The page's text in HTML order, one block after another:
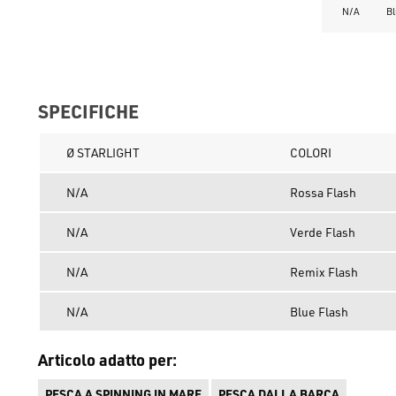
N/A
SPECIFICHE
Ø STARLIGHT COLORI
N/A Rossa Flash
N/A Verde Flash
N/A Remix Flash
N/A Blue Flash
Articolo adatto per: